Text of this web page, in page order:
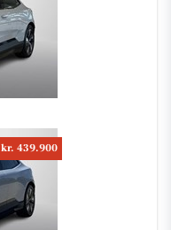
kr. 439.900